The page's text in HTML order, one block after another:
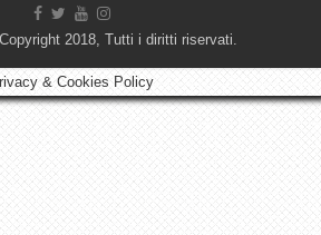
2018, Tutti i diritti riservati.
& Cookies Policy